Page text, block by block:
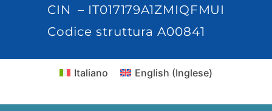
CIN – IT017179A1ZMIQFMUI
Codice struttura A00841
Italiano English (Inglese)